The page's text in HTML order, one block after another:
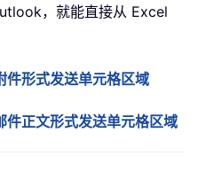
，就能直接从 Excel
形式发送单元格区域
正文形式发送单元格区域